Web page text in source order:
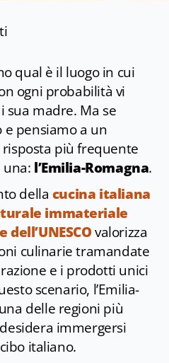
qual è il luogo in cui
ogni probabilità vi
sua madre. Ma se
e pensiamo a un
più frequente
l’Emilia-Romagna.
della cucina italiana
immateriale
valorizza
culinarie tramandate
e i prodotti unici
scenario, l’Emilia-
delle regioni più
immergersi
italiano.